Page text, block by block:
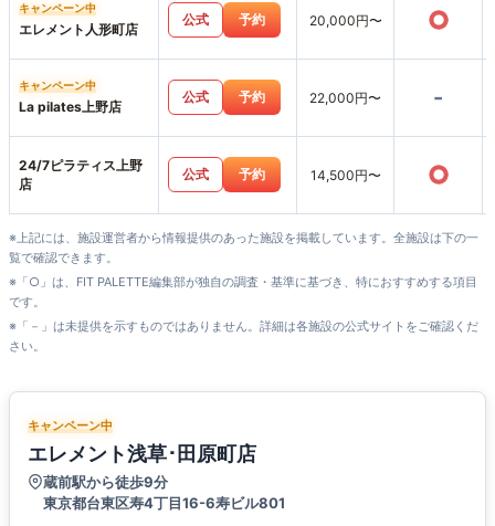
キャンペーン中
エレメント人形町店
公式 予約 20,000円〜 ○
キャンペーン中
La pilates上野店
公式 予約 22,000円〜 -
24/7ピラティス上野
店
公式 予約 14,500円〜 ○
※上記には、施設運営者から情報提供のあった施設を掲載しています。全施設は下の一
覧で確認できます。
※「○」は、FIT PALETTE編集部が独自の調査・基準に基づき、特におすすめする項目
です。
※「－」は未提供を示すものではありません。詳細は各施設の公式サイトをご確認くだ
さい。
キャンペーン中
エレメント浅草･田原町店
蔵前駅から徒歩9分
東京都台東区寿4丁目16-6寿ビル801